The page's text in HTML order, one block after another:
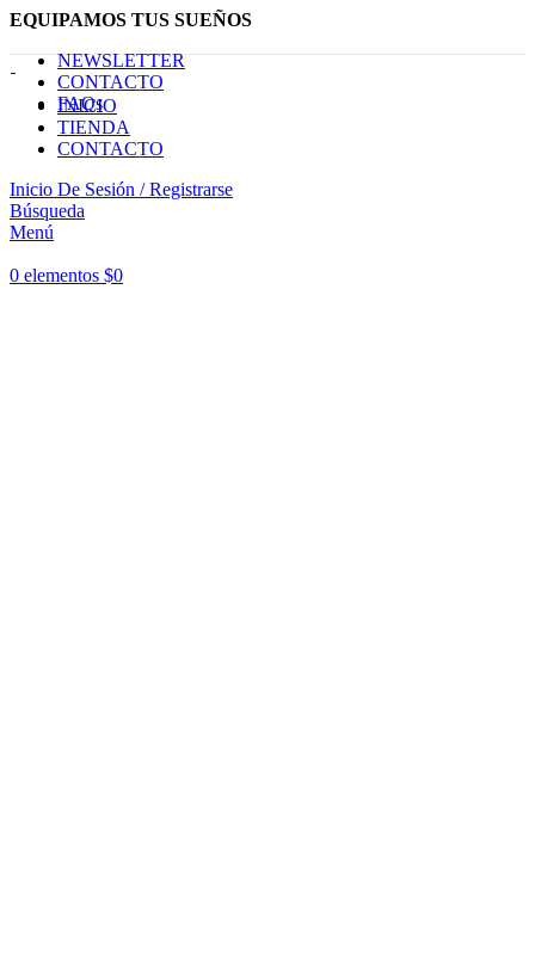
EQUIPAMOS TUS SUEÑOS
NEWSLETTER
CONTACTO
FAQs
INICIO
TIENDA
CONTACTO
Inicio De Sesión / Registrarse
Búsqueda
Menú
0 elementos $0
Haga Click para agrandar